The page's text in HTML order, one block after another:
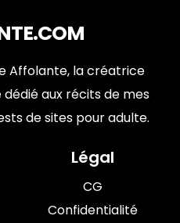
Affolante, la créatrice
aux récits de mes
de sites pour adulte.
Légal
CG
Confidentialité